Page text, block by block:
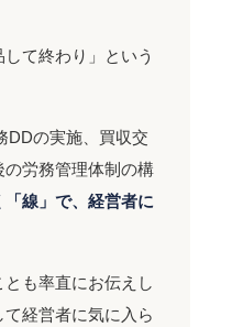
て終わり」という
DDの実施、買収交
労務管理体制の構
「線」で、経営者に
も率直にお伝えし
経営者に気に入ら